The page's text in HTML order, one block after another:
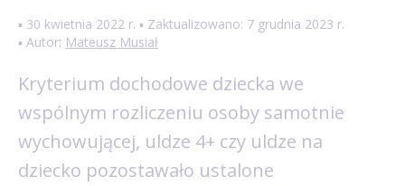
▪ 30 kwietnia 2022 r. ▪ Zaktualizowano: 7 grudnia 2023 r.
▪ Autor: Mateusz Musiał
Kryterium dochodowe dziecka we
wspólnym rozliczeniu osoby samotnie
wychowującej, uldze 4+ czy uldze na
dziecko pozostawało ustalone